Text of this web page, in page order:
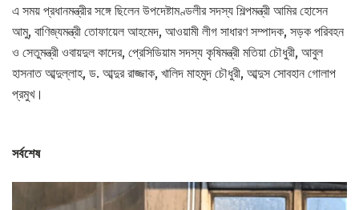
এ সময় প্রধানমন্ত্রীর সঙ্গে ছিলেন উপদেষ্টামণ্ডলীর সদস্য শিল্পমন্ত্রী আমির হোসেন
আমু, বাণিজ্যমন্ত্রী তোফায়েল আহমেদ, আওয়ামী লীগ সাধারণ সম্পাদক, সড়ক পরিবহন
ও সেতুমন্ত্রী ওবায়দুল কাদের, প্রেসিডিয়াম সদস্য কৃষিমন্ত্রী মতিয়া চৌধুরী, আবুল
হাসনাত আব্দুল্লাহ, ড. আব্দুর রাজ্জাক, খালিদ মাহমুদ চৌধুরী, আব্দুস সোবহান গোলাপ
প্রমুখ।
সর্বশেষ